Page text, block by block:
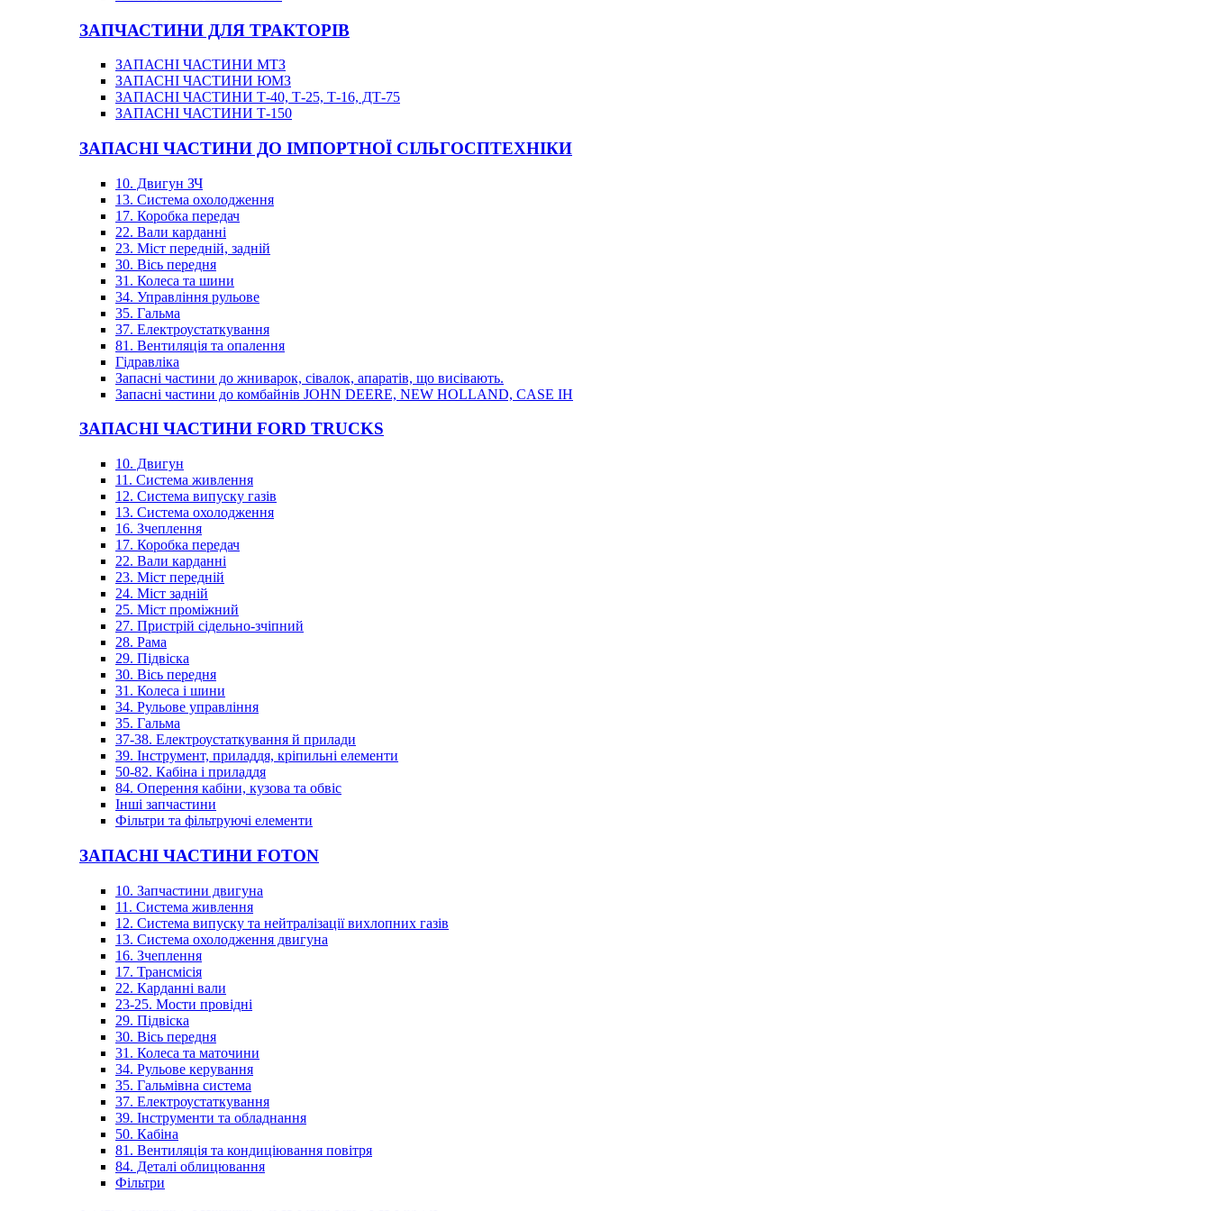
ЗАПЧАСТИНИ ДЛЯ ТРАКТОРІВ
ЗАПАСНІ ЧАСТИНИ МТЗ
ЗАПАСНІ ЧАСТИНИ ЮМЗ
ЗАПАСНІ ЧАСТИНИ Т-40, Т-25, Т-16, ДТ-75
ЗАПАСНІ ЧАСТИНИ Т-150
ЗАПАСНІ ЧАСТИНИ ДО ІМПОРТНОЇ СІЛЬГОСПТЕХНІКИ
10. Двигун ЗЧ
13. Система охолодження
17. Коробка передач
22. Вали карданні
23. Міст передній, задній
30. Вісь передня
31. Колеса та шини
34. Управління рульове
35. Гальма
37. Електроустаткування
81. Вентиляція та опалення
Гідравліка
Запасні частини до жниварок, сівалок, апаратів, що висівають.
Запасні частини до комбайнів JOHN DEERE, NEW HOLLAND, CASE IH
ЗАПАСНІ ЧАСТИНИ FORD TRUCKS
10. Двигун
11. Система живлення
12. Система випуску газів
13. Система охолодження
16. Зчеплення
17. Коробка передач
22. Вали карданні
23. Міст передній
24. Міст задній
25. Міст проміжний
27. Пристрій сідельно-зчіпний
28. Рама
29. Підвіска
30. Вісь передня
31. Колеса і шини
34. Рульове управління
35. Гальма
37-38. Електроустаткування й прилади
39. Інструмент, приладдя, кріпильні елементи
50-82. Кабіна і приладдя
84. Оперення кабіни, кузова та обвіс
Інші запчастини
Фільтри та фільтруючі елементи
ЗАПАСНІ ЧАСТИНИ FOTON
10. Запчастини двигуна
11. Система живлення
12. Система випуску та нейтралізації вихлопних газів
13. Система охолодження двигуна
16. Зчеплення
17. Трансмісія
22. Карданні вали
23-25. Мости провідні
29. Підвіска
30. Вісь передня
31. Колеса та маточини
34. Рульове керування
35. Гальмівна система
37. Електроустаткування
39. Інструменти та обладнання
50. Кабіна
81. Вентиляція та кондиціювання повітря
84. Деталі облицювання
Фільтри